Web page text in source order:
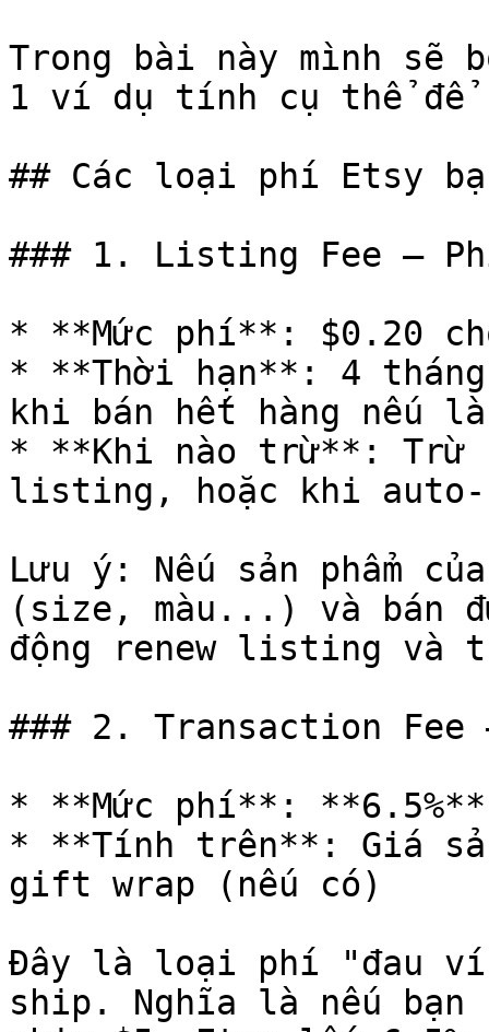
Trong bài này mình sẽ
1 ví dụ tính cụ thể để
## Các loại phí Etsy
### 1. Listing Fee —
* **Mức phí**: $0.20
* **Thời hạn**: 4 tháng
khi bán hết hàng nếu
* **Khi nào trừ**: Trừ
listing, hoặc khi auto-
Lưu ý: Nếu sản phẩm
(size, màu...) và bán
động renew listing và
### 2. Transaction
* **Mức phí**:
* **Tính trên**: Giá
gift wrap (nếu có)
Đây là loại phí "đau
ship. Nghĩa là nếu bạn